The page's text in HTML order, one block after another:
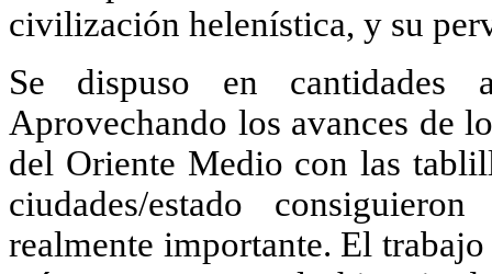
civilización helenística, y su
Se dispuso en cantidades
Aprovechando los avances de
del Oriente Medio con las
ciudades/estado
realmente importante. El